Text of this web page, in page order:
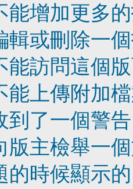
能增加更多
輯或刪除一
能訪問這個
能上傳附加
到了一個警
版主檢舉一
的時候顯示